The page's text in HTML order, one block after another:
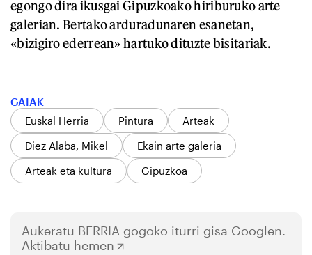
egongo dira ikusgai Gipuzkoako hiriburuko arte
galerian. Bertako arduradunaren esanetan,
«bizigiro ederrean» hartuko dituzte bisitariak.
GAIAK
Euskal Herria
Pintura
Arteak
Diez Alaba, Mikel
Ekain arte galeria
Arteak eta kultura
Gipuzkoa
Aukeratu BERRIA gogoko iturri gisa Googlen.
Aktibatu hemen